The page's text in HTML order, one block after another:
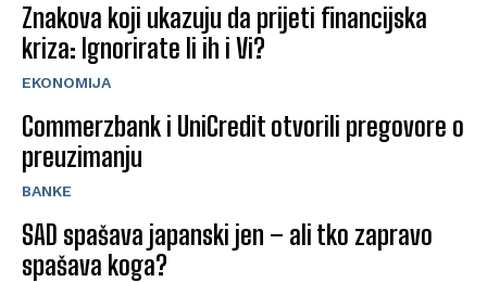
Znakova koji ukazuju da prijeti financijska
kriza: Ignorirate li ih i Vi?
EKONOMIJA
Commerzbank i UniCredit otvorili pregovore o
preuzimanju
BANKE
SAD spašava japanski jen – ali tko zapravo
spašava koga?